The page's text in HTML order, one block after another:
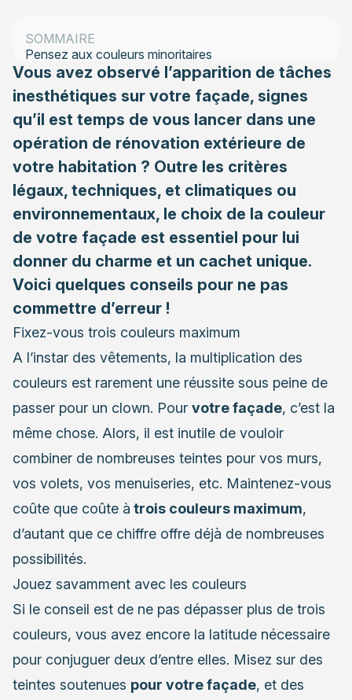
Vous avez observé l’apparition de tâches
inesthétiques sur votre façade, signes
qu’il est temps de vous lancer dans une
opération de rénovation extérieure de
votre habitation ? Outre les critères
légaux, techniques, et climatiques ou
environnementaux, le choix de la couleur
de votre façade est essentiel pour lui
donner du charme et un cachet unique.
Voici quelques conseils pour ne pas
commettre d’erreur !
Fixez-vous trois couleurs maximum
A l’instar des vêtements, la multiplication des
couleurs est rarement une réussite sous peine de
passer pour un clown. Pour votre façade, c’est la
même chose. Alors, il est inutile de vouloir
combiner de nombreuses teintes pour vos murs,
vos volets, vos menuiseries, etc. Maintenez-vous
coûte que coûte à trois couleurs maximum,
d’autant que ce chiffre offre déjà de nombreuses
possibilités.
Jouez savamment avec les couleurs
Si le conseil est de ne pas dépasser plus de trois
couleurs, vous avez encore la latitude nécessaire
pour conjuguer deux d’entre elles. Misez sur des
teintes soutenues pour votre façade, et des
SOMMAIRE
Pensez aux couleurs minoritaires